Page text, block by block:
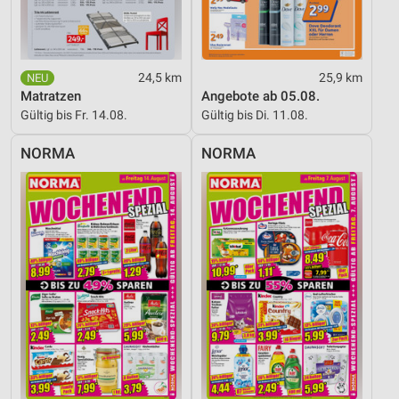
24,5 km
Matratzen
Gültig bis Fr. 14.08.
25,9 km
Angebote ab 05.08.
Gültig bis Di. 11.08.
NORMA NORMA
Verwendung genauer Standortdaten
Geräte anhand von aktiv angeforderten
Informationen identifizieren
Performance
Funktional
Werbung